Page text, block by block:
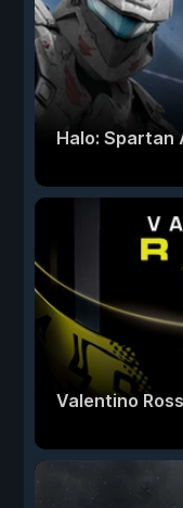
Halo: Spartan
Valentino